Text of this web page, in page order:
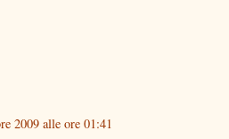
2009 alle ore 01:41